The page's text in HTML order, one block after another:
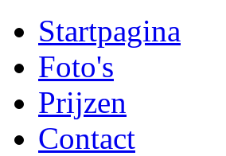
Startpagina
Foto's
Prijzen
Contact